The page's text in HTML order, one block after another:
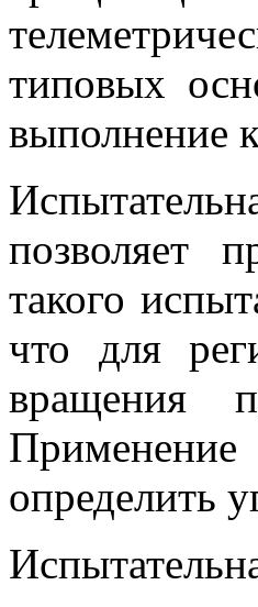
типовых
выполнение
позволяет
такого
что для
вращения
определить